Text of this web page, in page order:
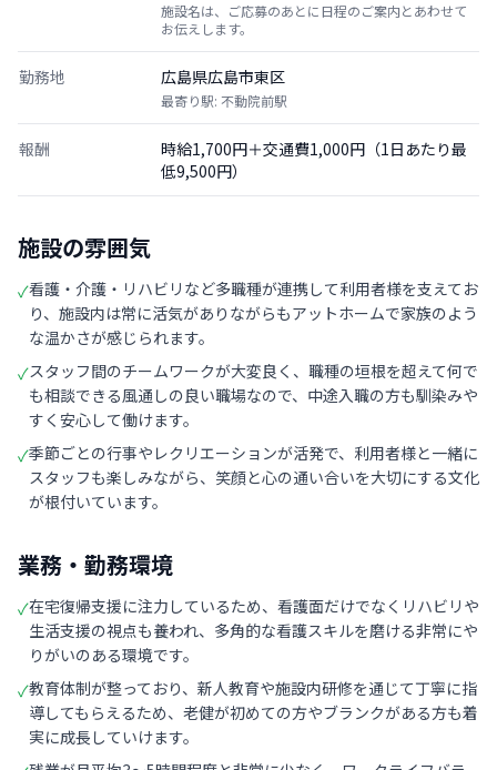
施設名は、ご応募のあとに日程のご案内とあわせて
お伝えします。
勤務地 広島県広島市東区
最寄り駅: 不動院前駅
報酬
時給1,700円＋交通費1,000円（1日あたり最
低9,500円）
施設の雰囲気
✓看護・介護・リハビリなど多職種が連携して利用者様を支えてお
り、施設内は常に活気がありながらもアットホームで家族のよう
な温かさが感じられます。
✓スタッフ間のチームワークが大変良く、職種の垣根を超えて何で
も相談できる風通しの良い職場なので、中途入職の方も馴染みや
すく安心して働けます。
✓季節ごとの行事やレクリエーションが活発で、利用者様と一緒に
スタッフも楽しみながら、笑顔と心の通い合いを大切にする文化
が根付いています。
業務・勤務環境
✓在宅復帰支援に注力しているため、看護面だけでなくリハビリや
生活支援の視点も養われ、多角的な看護スキルを磨ける非常にや
りがいのある環境です。
✓教育体制が整っており、新人教育や施設内研修を通じて丁寧に指
導してもらえるため、老健が初めての方やブランクがある方も着
実に成長していけます。